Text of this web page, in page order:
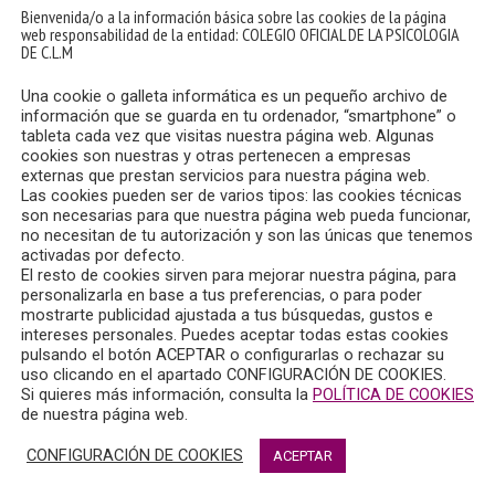
anónimas.
sobreseimiento del procedimiento, si no aprecia indicios
la Comisión Deontológica estudie el caso y realice la
del Psicólogo. En este último caso, la
de Castilla-La Mancha.
Deontológica emitirá un informe propuesta a la
de infracción o de responsabilidad en el demandado.
que será notificada al interesado para que éste
podrá interponer en el plazo de un mes Recurso de Alzada
la resolución será firme a todos los efectos, sin
Psicología de España dictada en el recurso alzada, se
y enviar
Bienvenida/o a la información básica sobre las cookies de la página
web responsabilidad de la entidad: COLEGIO OFICIAL DE LA PSICOLOGIA
DE C.L.M
Una cookie o galleta informática es un pequeño archivo de
información que se guarda en tu ordenador, “smartphone” o
tableta cada vez que visitas nuestra página web. Algunas
cookies son nuestras y otras pertenecen a empresas
externas que prestan servicios para nuestra página web.
Las cookies pueden ser de varios tipos: las cookies técnicas
son necesarias para que nuestra página web pueda funcionar,
no necesitan de tu autorización y son las únicas que tenemos
activadas por defecto.
El resto de cookies sirven para mejorar nuestra página, para
personalizarla en base a tus preferencias, o para poder
mostrarte publicidad ajustada a tus búsquedas, gustos e
intereses personales. Puedes aceptar todas estas cookies
pulsando el botón ACEPTAR o configurarlas o rechazar su
uso clicando en el apartado CONFIGURACIÓN DE COOKIES.
Si quieres más información, consulta la POLÍTICA DE COOKIES
de nuestra página web.
CONFIGURACIÓN DE COOKIES ACEPTAR